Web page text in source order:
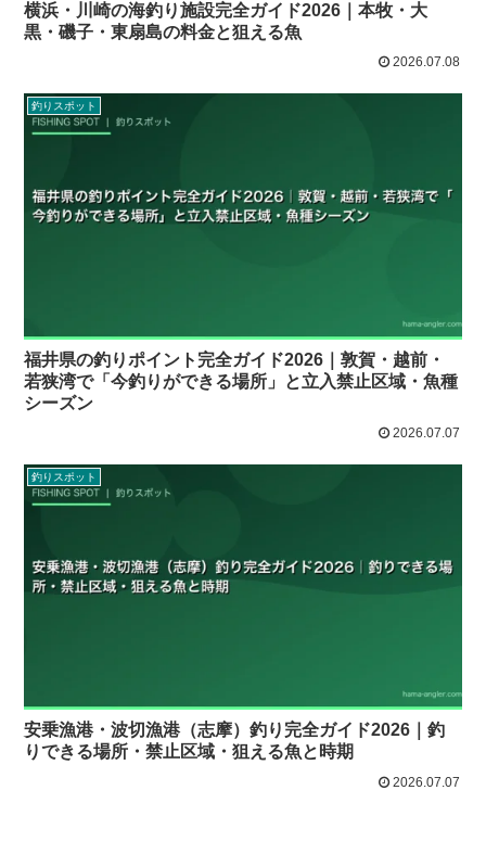
横浜・川崎の海釣り施設完全ガイド2026｜本牧・大
黒・磯子・東扇島の料金と狙える魚
2026.07.08
釣りスポット
福井県の釣りポイント完全ガイド2026｜敦賀・越前・
若狭湾で「今釣りができる場所」と立入禁止区域・魚種
シーズン
2026.07.07
釣りスポット
安乗漁港・波切漁港（志摩）釣り完全ガイド2026｜釣
りできる場所・禁止区域・狙える魚と時期
2026.07.07